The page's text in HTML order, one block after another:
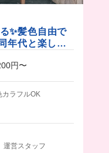
✨髪色自由で
年代と楽しく
円〜
カラフルOK
運営スタッフ